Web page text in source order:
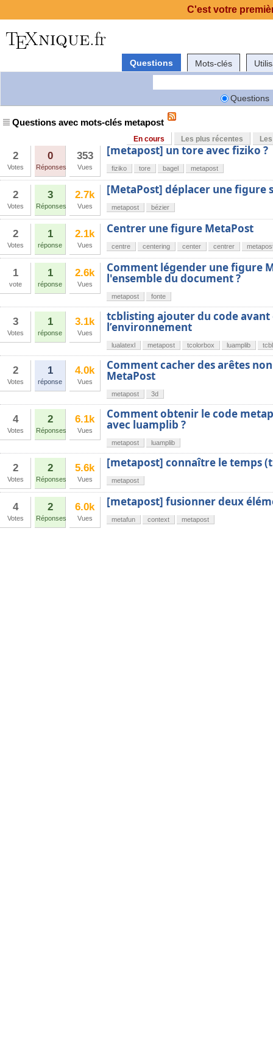
Questions Mots-clés
Questions
Questions avec mots-clés metapost
En cours Les plus récentes
2
Votes
0
Réponses
353
Vues
[metapost] un tore avec fiziko ?
fiziko tore bagel metapost
2
Votes
3
Réponses
2.7k
Vues
[MetaPost] déplacer une figure
metapost bézier
2
Votes
1
réponse
2.1k
Vues
Centrer une figure MetaPost
centre centering center centrer
1
vote
1
réponse
2.6k
Vues
Comment légender une figure
l'ensemble du document ?
metapost fonte
3
Votes
1
réponse
3.1k
Vues
tcblisting ajouter du code avant
l’environnement
lualatexl metapost tcolorbox luamplib
2
Votes
1
réponse
4.0k
Vues
Comment cacher des arêtes
MetaPost
metapost 3d
4
Votes
2
Réponses
6.1k
Vues
Comment obtenir le code
avec luamplib ?
metapost luamplib
2
Votes
2
Réponses
5.6k
Vues
[metapost] connaître le temps
metapost
4
Votes
2
Réponses
6.0k
Vues
[metapost] fusionner deux
metafun context metapost
C'est votre